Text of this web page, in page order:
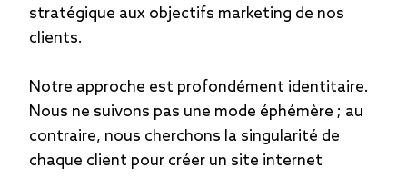
stratégique aux objectifs marketing de nos
clients.
Notre approche est profondément identitaire.
Nous ne suivons pas une mode éphémère ; au
contraire, nous cherchons la singularité de
chaque client pour créer un site internet